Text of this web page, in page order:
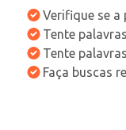
Verifique se
Tente
Tente
Faça buscas